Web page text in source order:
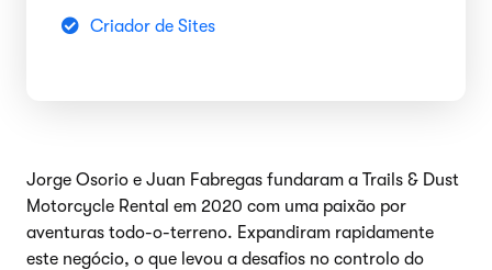
Criador de Sites
Jorge Osorio e Juan Fabregas fundaram a Trails & Dust
Motorcycle Rental em 2020 com uma paixão por
aventuras todo-o-terreno. Expandiram rapidamente
este negócio, o que levou a desafios no controlo do